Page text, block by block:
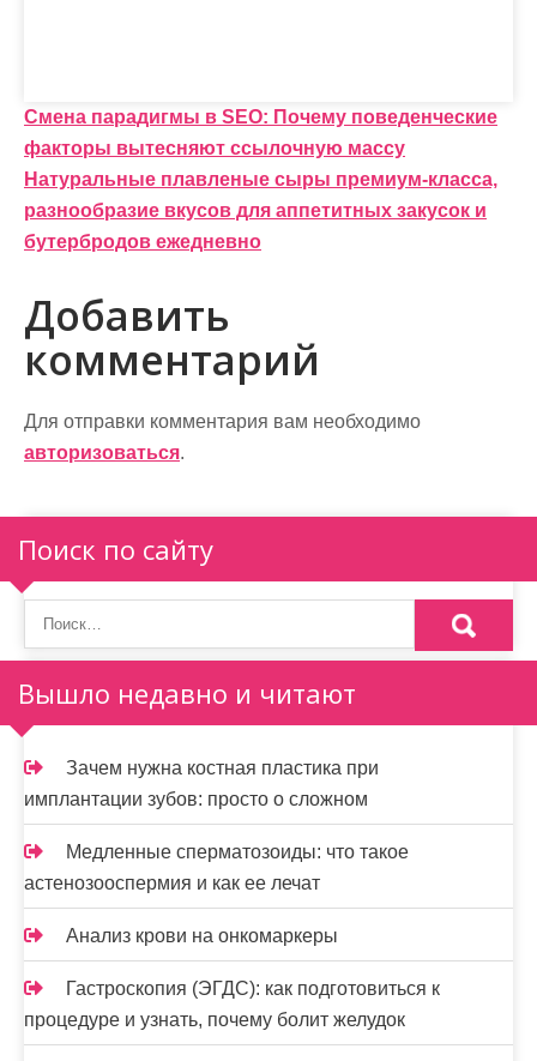
Н
а
в
и
г
а
ц
и
я
п
о
з
а
п
и
с
я
м
Смена парадигмы в SEO: Почему поведенческие
факторы вытесняют ссылочную массу
Натуральные плавленые сыры премиум-класса,
разнообразие вкусов для аппетитных закусок и
бутербродов ежедневно
Добавить
комментарий
Для отправки комментария вам необходимо
авторизоваться.
Поиск по сайту
Вышло недавно и читают
Зачем нужна костная пластика при
имплантации зубов: просто о сложном
Медленные сперматозоиды: что такое
астенозооспермия и как ее лечат
Анализ крови на онкомаркеры
Гастроскопия (ЭГДС): как подготовиться к
процедуре и узнать, почему болит желудок